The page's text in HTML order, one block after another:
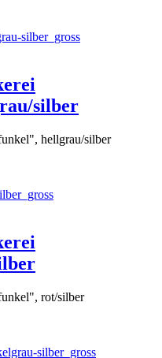
silber
hellgrau/silber
rot/silber